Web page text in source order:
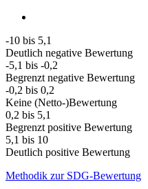
-10 bis 5,1
Deutlich negative Bewertung
-5,1 bis -0,2
Begrenzt negative Bewertung
-0,2 bis 0,2
Keine (Netto-)Bewertung
0,2 bis 5,1
Begrenzt positive Bewertung
5,1 bis 10
Deutlich positive Bewertung
Methodik zur SDG-Bewertung